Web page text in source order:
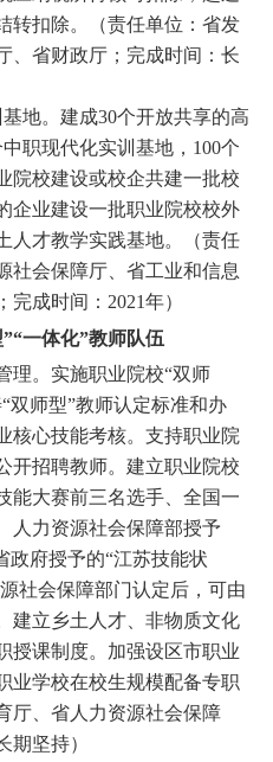
转扣除。（责任单位：省发
、省财政厅；完成时间：长
地。建成30个开放共享的高
职现代化实训基地，100个
院校建设或校企共建一批校
企业建设一批职业院校校外
人才教学实践基地。（责任
社会保障厅、省工业和信息
成时间：2021年）
一体化”教师队伍
理。实施职业院校“双师
双师型”教师认定标准和办
核心技能考核。支持职业院
开招聘教师。建立职业院校
能大赛前三名选手、全国一
人力资源社会保障部授予
政府授予的“江苏技能状
社会保障部门认定后，可由
建立乡土人才、非物质文化
授课制度。加强设区市职业
业学校在校生规模配备专职
厅、省人力资源社会保障
期坚持）